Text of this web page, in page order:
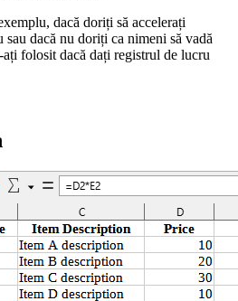
dacă doriți să accelerați
dacă nu doriți ca nimeni să vadă
folosit dacă dați registrul de lucru